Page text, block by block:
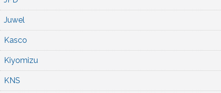
Juwel
Kasco
Kiyomizu
KNS